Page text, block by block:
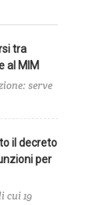
tra
al MIM
serve
il decreto
per
cui 19